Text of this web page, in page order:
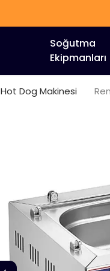
Soğutma
Ekipmanları
Hot Dog Makinesi